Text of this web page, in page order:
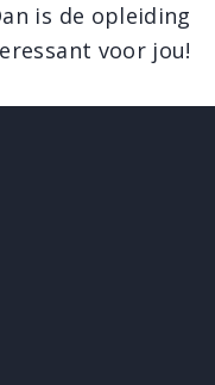
is de opleiding
voor jou!